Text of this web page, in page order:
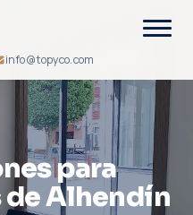
info@topyco.com
para
Alhendín